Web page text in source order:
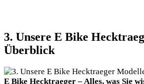
3. Unsere E Bike
Überblick
E Bike Hecktraeger – Alles, was Sie